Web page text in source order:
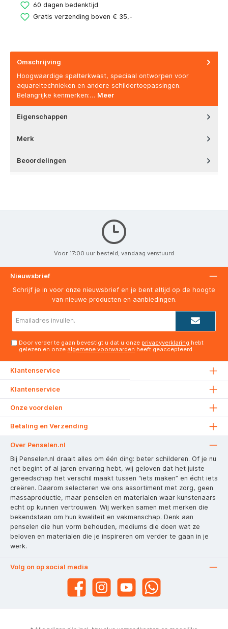
60 dagen bedenktijd
Gratis verzending boven € 35,-
Omschrijving
Hoogwaardige spalterkwast, speciaal ontworpen voor
aquareltechnieken en andere schildertoepassingen.
Belangrijke kenmerken:… Meer
Eigenschappen
Merk
Beoordelingen
Voor 17:00 uur besteld, vandaag verstuurd
Nieuwsbrief
Schrijf je in voor onze nieuwsbrief en je bent altijd op de hoogte
van nieuwe producten en aanbiedingen.
Door verder te gaan bevestigt u dat u onze privacyverklaring hebt
gelezen en onze algemene voorwaarden heeft geaccepteerd.
Klantenservice
Klantenservice
Onze voordelen
Betaling en Verzending
Over Penselen.nl
Bij Penselen.nl draait alles om één ding: beter schilderen. Of je nu
net begint of al jaren ervaring hebt, wij geloven dat het juiste
gereedschap het verschil maakt tussen “iets maken” en écht iets
creëren. Daarom selecteren we ons assortiment met zorg, geen
massaproductie, maar penselen en materialen waar kunstenaars
echt op kunnen vertrouwen. Wij werken samen met merken die
bekendstaan om hun kwaliteit en vakmanschap. Denk aan
penselen die hun vorm behouden, mediums die doen wat ze
beloven en materialen die je inspireren om verder te gaan in je
werk.
Volg on op social media